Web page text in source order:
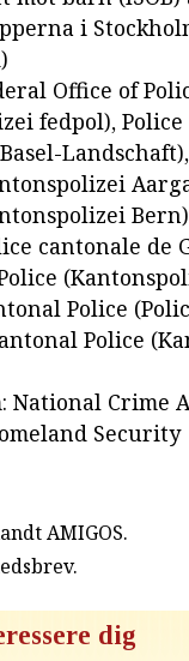
i
Office of
fedpol), Police
cantonale de
Police
Police
National Crime
Security
AMIGOS.
.
dig